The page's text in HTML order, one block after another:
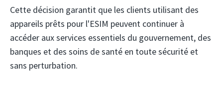
Cette décision garantit que les clients utilisant des
appareils prêts pour l'ESIM peuvent continuer à
accéder aux services essentiels du gouvernement, des
banques et des soins de santé en toute sécurité et
sans perturbation.